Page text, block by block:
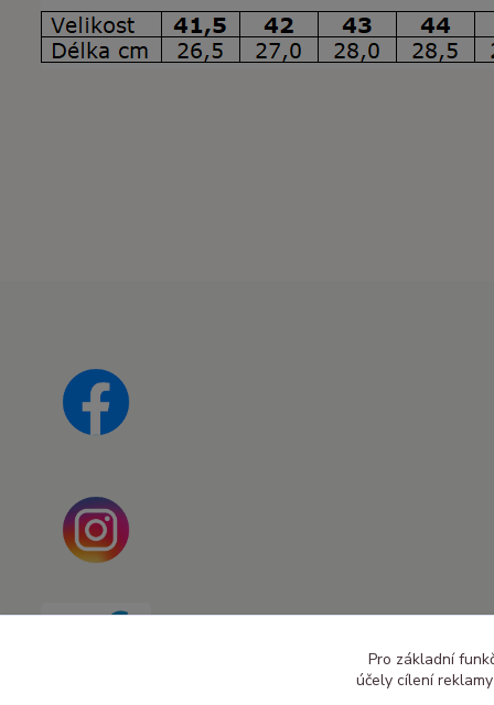
Pro základní
účely cílení